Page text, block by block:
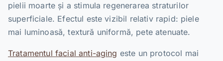
pielii moarte și a stimula regenerarea straturilor
superficiale. Efectul este vizibil relativ rapid: piele
mai luminoasă, textură uniformă, pete atenuate.
Tratamentul facial anti-aging este un protocol mai